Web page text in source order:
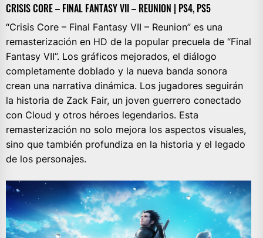
CRISIS CORE – FINAL FANTASY VII – REUNION | PS4, PS5
“Crisis Core – Final Fantasy VII – Reunion” es una
remasterización en HD de la popular precuela de “Final
Fantasy VII”. Los gráficos mejorados, el diálogo
completamente doblado y la nueva banda sonora
crean una narrativa dinámica. Los jugadores seguirán
la historia de Zack Fair, un joven guerrero conectado
con Cloud y otros héroes legendarios. Esta
remasterización no solo mejora los aspectos visuales,
sino que también profundiza en la historia y el legado
de los personajes.